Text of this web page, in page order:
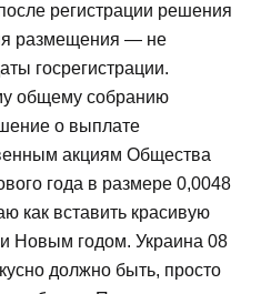
регистрации решения
размещения — не
госрегистрации.
общему собранию
о выплате
акциям Общества
года в размере 0,0048
как вставить красивую
Новым годом. Украина 08
должно быть, просто